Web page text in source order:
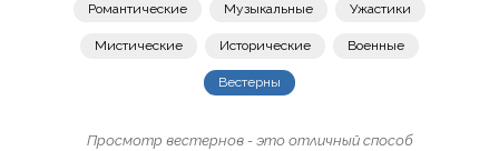
Романтические Музыкальные Ужастики
Мистические Исторические Военные
Вестерны
Просмотр вестернов - это отличный способ